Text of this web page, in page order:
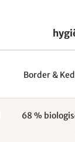
Border &
68 %